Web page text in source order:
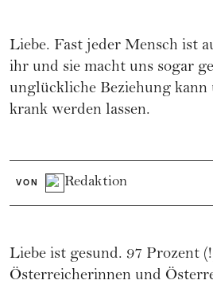
Liebe. Fast jeder Mensch ist
ihr und sie macht uns sogar
unglückliche Beziehung kann
krank werden lassen.
VON Redaktion
Liebe ist gesund. 97 Prozent
Österreicherinnen und